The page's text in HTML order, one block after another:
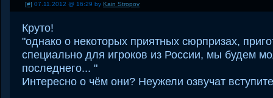
[#] 07.11.2012 @ 16:29 by Kain Stropov
Круто!
"однако о некоторых приятных сюрпризах,
специально для игроков из России, мы будем
последнего... "
Интересно о чём они? Неужели озвучат